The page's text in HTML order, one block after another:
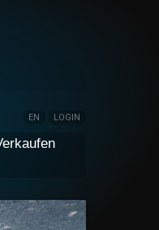
EN LOGIN